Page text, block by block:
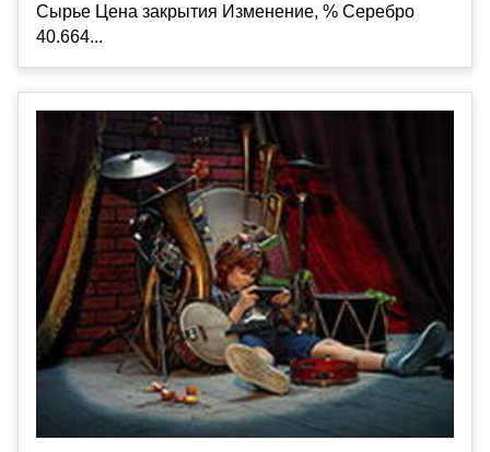
Сырье Цена закрытия Изменение, % Серебро
40.664...